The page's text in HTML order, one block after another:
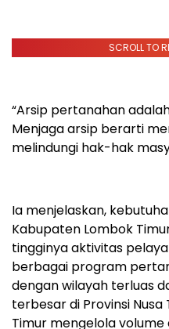
SCROLL TO
“Arsip pertanahan
Menjaga arsip berarti
melindungi hak-hak
Ia menjelaskan,
Kabupaten Lombok
tingginya aktivitas
berbagai program
dengan wilayah terluas
terbesar di Provinsi
Timur mengelola